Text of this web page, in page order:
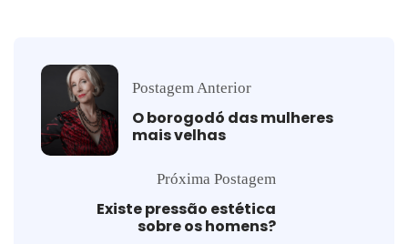
Postagem Anterior
O borogodó das mulheres
mais velhas
Próxima Postagem
Existe pressão estética
sobre os homens?